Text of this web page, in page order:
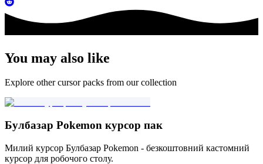
You may also like
Explore other cursor packs from our collection
Булбазар Pokemon курсор пак
Милий курсор Булбазар Pokemon - безкоштовний кастомний
курсор для робочого столу.